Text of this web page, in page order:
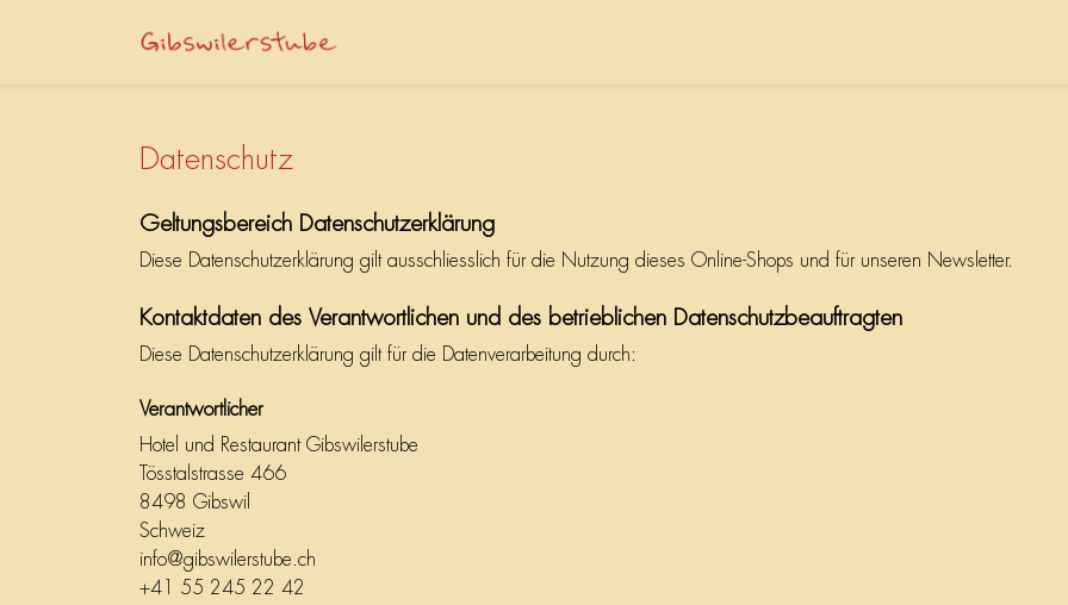
Datenschutz
Geltungsbereich Datenschutzerklärung
Diese Datenschutzerklärung gilt ausschliesslich für die Nutzung dieses Online-Shops und für unseren Newsletter.
Kontaktdaten des Verantwortlichen und des betrieblichen Datenschutzbeauftragten
Diese Datenschutzerklärung gilt für die Datenverarbeitung durch:
Verantwortlicher
Hotel und Restaurant Gibswilerstube
Tösstalstrasse 466
8498 Gibswil
Schweiz
info@gibswilerstube.ch
+41 55 245 22 42